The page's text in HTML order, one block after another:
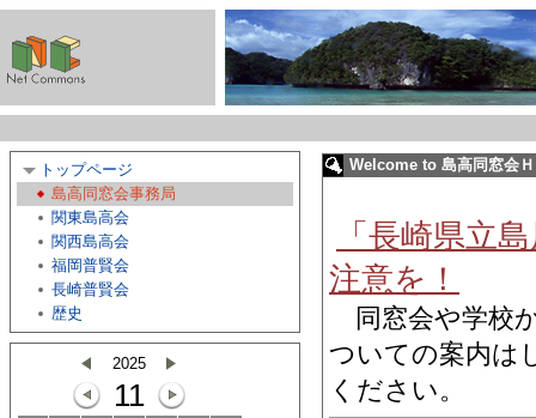
トップページ
島高同窓会事務局
関東島高会
関西島高会
福岡普賢会
長崎普賢会
歴史
2025
11
Welcome to 島高同窓会
「長崎県立
注意を！
同窓会や学校
ついての案内は
ください。